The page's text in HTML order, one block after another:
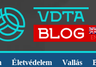
Életvédelem Vallás